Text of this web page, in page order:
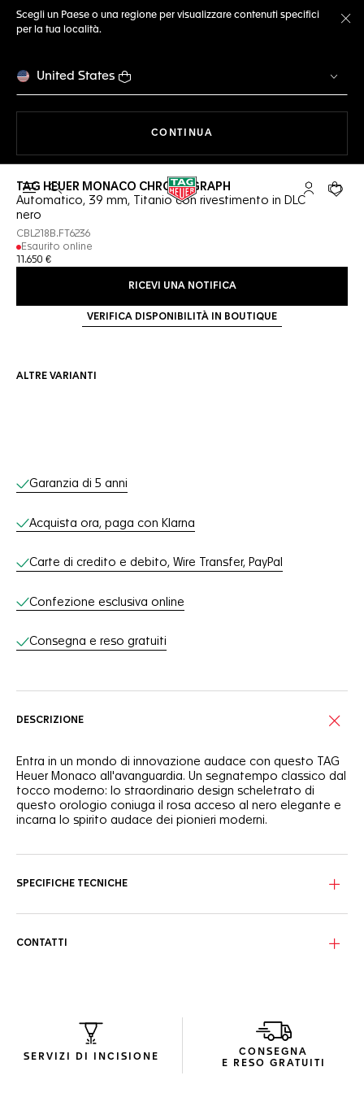
Scegli un Paese o una regione per visualizzare contenuti specifici
per la tua località.
United States
CONTINUA
Apri la ricerca L'account
Il tuo
TAG HEUER MONACO CHRONOGRAPH
Automatico, 39 mm, Titanio con rivestimento in DLC
nero
CBL218B.FT6236
Esaurito online
11.650 €
RICEVI UNA NOTIFICA
VERIFICA DISPONIBILITÀ IN BOUTIQUE
ALTRE VARIANTI
Servizi online
Garanzia di 5 anni
Acquista ora, paga con Klarna
Carte di credito e debito, Wire Transfer, PayPal
Confezione esclusiva online
Consegna e reso gratuiti
DESCRIZIONE
Entra in un mondo di innovazione audace con questo TAG
Heuer Monaco all'avanguardia. Un segnatempo classico dal
tocco moderno: lo straordinario design scheletrato di
questo orologio coniuga il rosa acceso al nero elegante e
incarna lo spirito audace dei pionieri moderni.
creano un'audace atmosfera colorata e artigianale.
cinturino in pelle di vitello nera goffrata e caucciù,
dell'eccellenza orologiera.
SPECIFICHE TECNICHE
CONTATTI
SERVIZI DI INCISIONE
CONSEGNA
E RESO GRATUITI